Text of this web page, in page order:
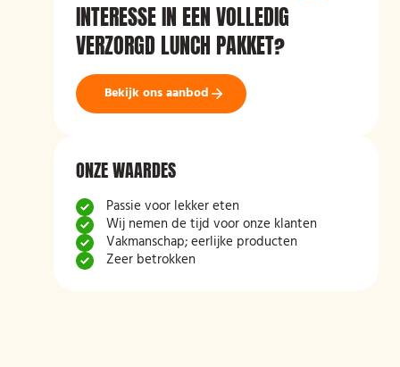
INTERESSE IN EEN VOLLEDIG
VERZORGD LUNCH PAKKET?
Bekijk ons aanbod
ONZE WAARDES
Passie voor lekker eten
Wij nemen de tijd voor onze klanten
Vakmanschap; eerlijke producten
Zeer betrokken